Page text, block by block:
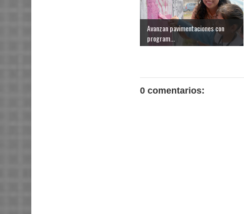
Avanzan pavimentaciones con
program...
0 comentarios: